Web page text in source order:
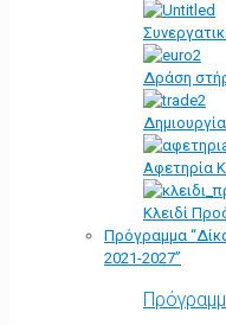
Δράση
Αφετηρία
Κλειδί
Πρόγραμμα
2021-2027”